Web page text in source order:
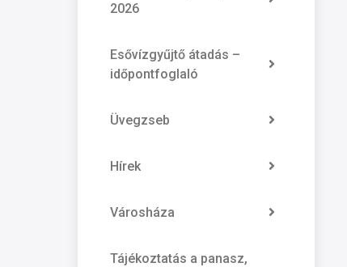
2026
Esővízgyűjtő átadás –
időpontfoglaló
Üvegzseb
Hírek
Városháza
Tájékoztatás a panasz,